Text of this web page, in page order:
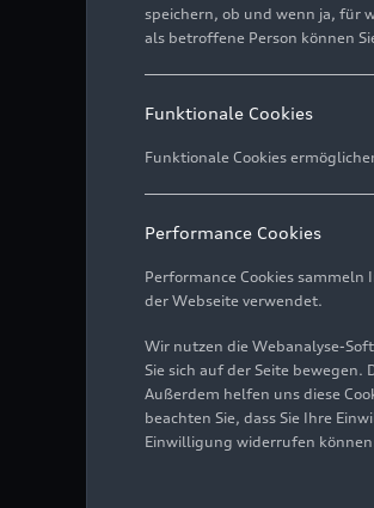
speichern, ob und wenn ja, für
als betroffene Person können
Funktionale Cookies
Funktionale Cookies
Performance Cookies
Performance Cookies
der Webseite verwendet.
Wir nutzen die Webanalyse-
Sie sich auf der Seite
Außerdem helfen uns diese
beachten Sie, dass Sie Ihre
Einwilligung widerrufen